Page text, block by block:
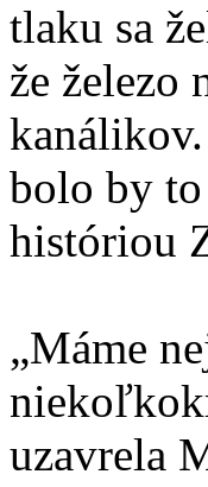
tlaku sa
že železo
bolo by
históriou
„Máme
uzavrela